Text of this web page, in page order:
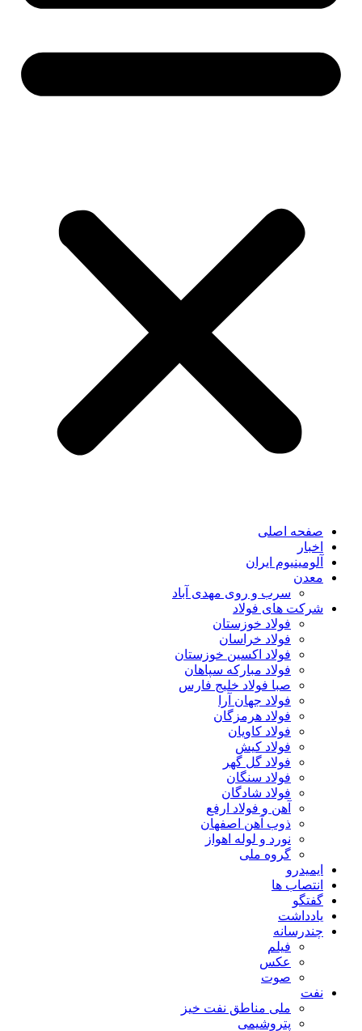
صفحه اصلی
اخبار
آلومینیوم ایران
معدن
سرب و روی مهدی آباد
شرکت های فولاد
فولاد خوزستان
فولاد خراسان
فولاد اکسین خوزستان
فولاد مبارکه سپاهان
صبا فولاد خلیج فارس
فولاد جهان آرا
فولاد هرمزگان
فولاد کاویان
فولاد کیش
فولاد گل گهر
فولاد سنگان
فولاد شادگان
آهن و فولاد ارفع
ذوب آهن اصفهان
نورد و لوله اهواز
گروه ملی
ایمیدرو
انتصاب ها
گفتگو
یادداشت
چندرسانه
فیلم
عکس
صوت
نفت
ملی مناطق نفت خیز
پتروشیمی